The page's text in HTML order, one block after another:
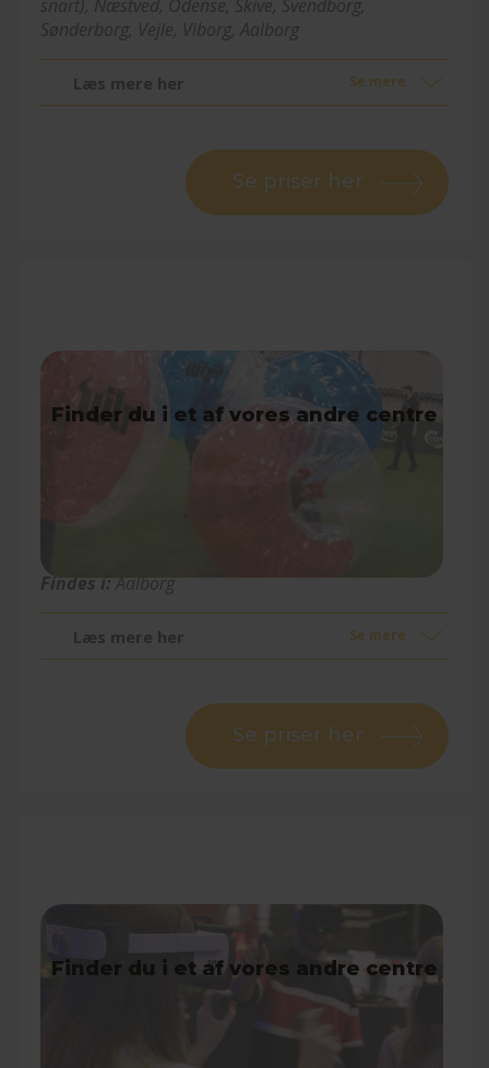
snart), Næstved, Odense, Skive, Svendborg,
Sønderborg, Vejle, Viborg, Aalborg
Se mere
Læs mere her
Se priser her
Findes i:Aalborg
Se mere
Læs mere her
Se priser her